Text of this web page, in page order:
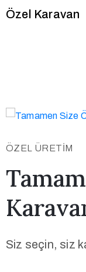
Özel Karavan
ÖZEL ÜRETİM
Siz seçin, siz